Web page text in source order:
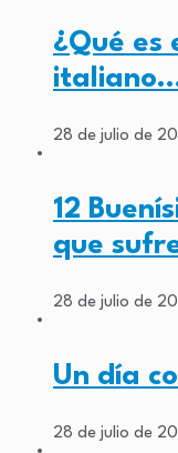
¿Qué es
28 de julio de
12
que
28 de julio de
Un día
28 de julio de